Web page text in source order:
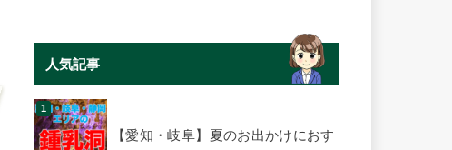
人気記事
【愛知・岐阜】夏のお出かけにおす